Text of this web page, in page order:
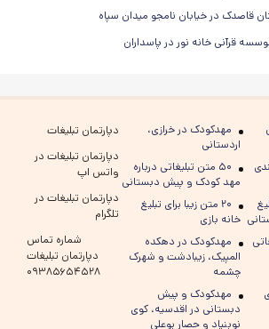
قاصدک در خیابان نامجو میدان سپاه
قرآنی خانه نور در پاسداران
مهدکودک در خرازی،
اردستانی
۵۰ متن تبلیغاتی درباره
مهد کودک و پیش دبستانی
۲۰ متن زیبا برای تبلیغ
خانه بازی
مهدکودک در دهکده
المپیک، زیبادشت و شهرک
چشمه
مهدکودک و پیش
دبستانی در اقدسیه، کوی
نوبنیاد و حصار بوعلی
دپارتمان تبلیغات
دپارتمان تبلیغات در
واتس اپ
دپارتمان تبلیغات در
تلگرام
شماره تماس
دپارتمان تبلیغات
۰۹۳۸۵۶۵۴۵۲۸